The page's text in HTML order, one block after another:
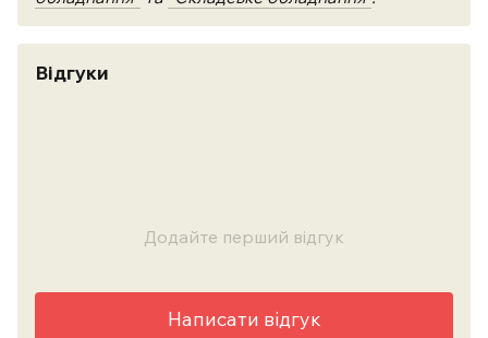
Відгуки
Додайте перший відгук
Написати відгук